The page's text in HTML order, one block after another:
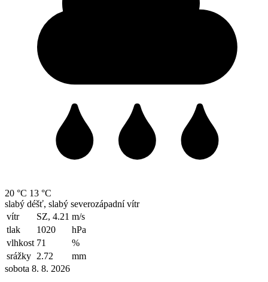
20 °C 13 °C
slabý déšť, slabý severozápadní vítr
vítr
SZ, 4.21 m/s
tlak
1020
hPa
vlhkost 71
%
srážky 2.72
mm
sobota 8. 8. 2026